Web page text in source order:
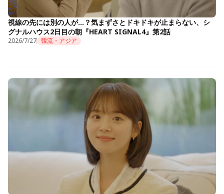
視線の先には別の人が…？気まずさとドキドキが止まらない、シ
グナルハウス2日目の朝『HEART SIGNAL4』第2話
2026/7/27 韓流・アジア